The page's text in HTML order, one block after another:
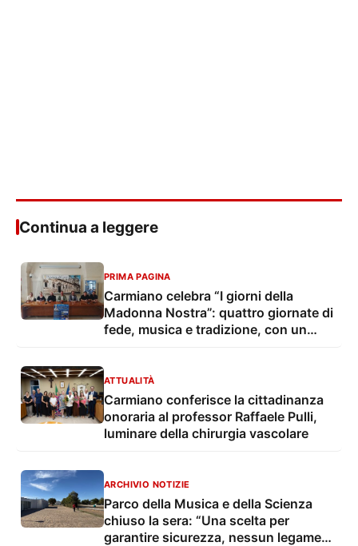
Continua a leggere
PRIMA PAGINA
Carmiano celebra “I giorni della
Madonna Nostra”: quattro giornate di
fede, musica e tradizione, con un
ATTUALITÀ
Carmiano conferisce la cittadinanza
onoraria al professor Raffaele Pulli,
luminare della chirurgia vascolare
ARCHIVIO NOTIZIE
Parco della Musica e della Scienza
chiuso la sera: “Una scelta per
garantire sicurezza, nessun legame